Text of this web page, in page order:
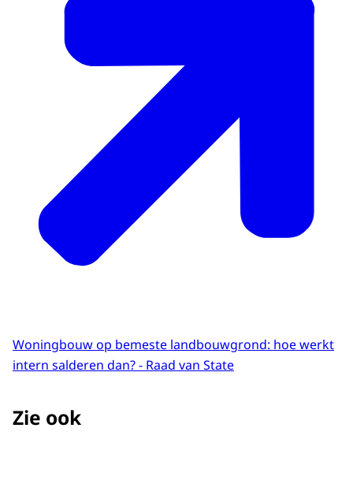
Woningbouw op bemeste landbouwgrond: hoe werkt
intern salderen dan? - Raad van State
Zie ook